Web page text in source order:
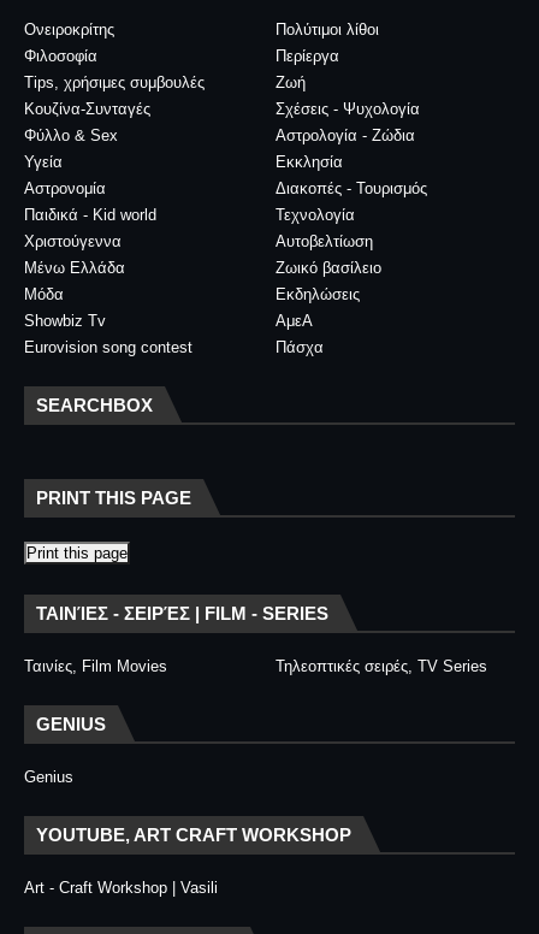
Ονειροκρίτης
Πολύτιμοι λίθοι
Φιλοσοφία
Περίεργα
Tips, χρήσιμες συμβουλές
Ζωή
Κουζίνα-Συνταγές
Σχέσεις - Ψυχολογία
Φύλλο & Sex
Αστρολογία - Ζώδια
Υγεία
Εκκλησία
Αστρονομία
Διακοπές - Τουρισμός
Παιδικά - Kid world
Τεχνολογία
Χριστούγεννα
Αυτοβελτίωση
Μένω Ελλάδα
Ζωικό βασίλειο
Μόδα
Εκδηλώσεις
Showbiz Tv
ΑμεΑ
Eurovision song contest
Πάσχα
SEARCHBOX
PRINT THIS PAGE
Print this page
ΤΑΙΝΊΕΣ - ΣΕΙΡΈΣ | FILM - SERIES
Ταινίες, Film Movies Τηλεοπτικές σειρές, TV Series
GENIUS
Genius
YOUTUBE, ART CRAFT WORKSHOP
Art - Craft Workshop | Vasili